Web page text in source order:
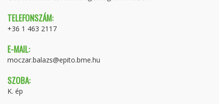
TELEFONSZÁM:
+36 1 463 2117
E-MAIL:
moczar.balazs@epito.bme.hu
SZOBA:
K. ép